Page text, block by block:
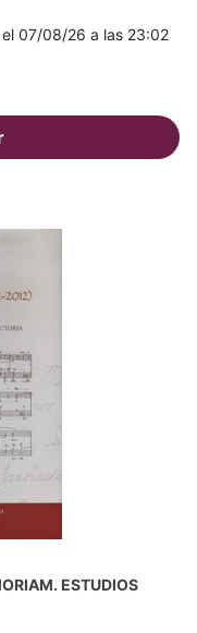
el 07/08/26 a las 23:02
ESTUDIOS